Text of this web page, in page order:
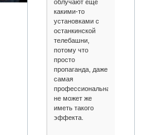
облучают еще
какими-то
установками с
останкинской
телебашни,
потому что
просто
пропаганда, даже
самая
профессиональная,
не может же
иметь такого
эффекта.